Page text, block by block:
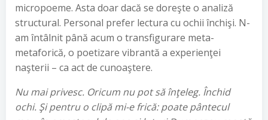
micropoeme. Asta doar dacă se doreşte o analiză
structural. Personal prefer lectura cu ochii închişi. N-
am întâlnit până acum o transfigurare meta-
metaforică, o poetizare vibrantă a experienţei
naşterii – ca act de cunoaştere.
Nu mai privesc. Oricum nu pot să înţeleg. Închid
ochi. Şi pentru o clipă mi-e frică: poate pântecul